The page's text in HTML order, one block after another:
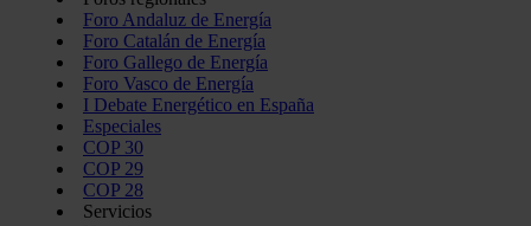
Foro Andaluz de Energía
Foro Catalán de Energía
Foro Gallego de Energía
Foro Vasco de Energía
I Debate Energético en España
Especiales
COP 30
COP 29
COP 28
Servicios